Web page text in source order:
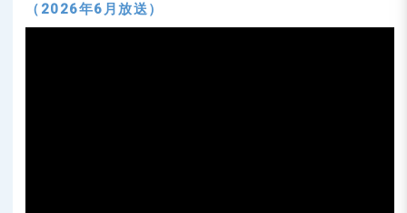
（2026年6月放送）